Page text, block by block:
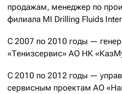
продажам, менеджер по
филиала MI Drilling Fluids
С 2007 по 2010 годы —
«Тенизсервис» АО НК
С 2010 по 2012 годы —
сервисным проектам АО